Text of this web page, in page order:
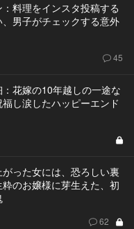
料理をインスタ投稿する
男子がチェックする意外
45
花嫁の10年越しの一途な
し涙したハッピーエンド
った女には、恐ろしい裏
のお嬢様に芽生えた、初
62